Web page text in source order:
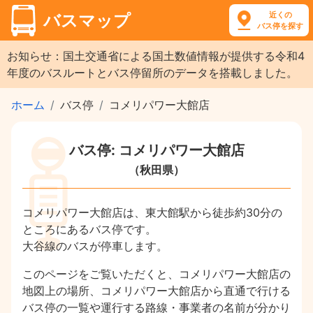
バスマップ
近くの
バス停を探す
お知らせ：国土交通省による国土数値情報が提供する令和4
年度のバスルートとバス停留所のデータを搭載しました。
ホーム バス停 コメリパワー大館店
バス停: コメリパワー大館店
（秋田県）
コメリパワー大館店は、東大館駅から徒歩約30分の
ところにあるバス停です。
大谷線のバスが停車します。
このページをご覧いただくと、コメリパワー大館店の
地図上の場所、コメリパワー大館店から直通で行ける
バス停の一覧や運行する路線・事業者の名前が分かり